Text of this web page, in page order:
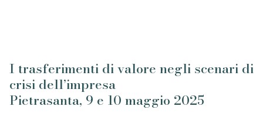
I trasferimenti di valore negli scenari di
crisi dell’impresa
Pietrasanta, 9 e 10 maggio 2025